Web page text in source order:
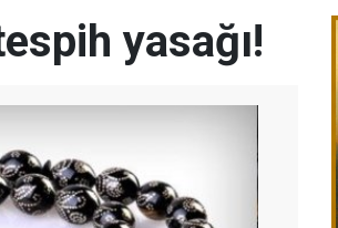
yasağı!